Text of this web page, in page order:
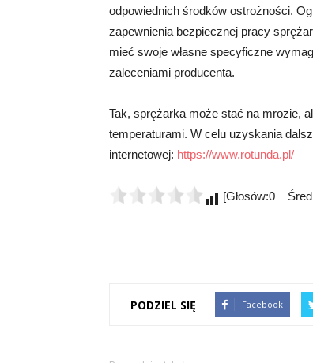
odpowiednich środków ostrożności.
zapewnienia bezpiecznej pracy
mieć swoje własne specyficzne
zaleceniami producenta.
Tak, sprężarka może stać na mrozie,
temperaturami. W celu uzyskania
internetowej: https://www.rotunda.pl/
[Głosów:0
PODZIEL SIĘ Facebook